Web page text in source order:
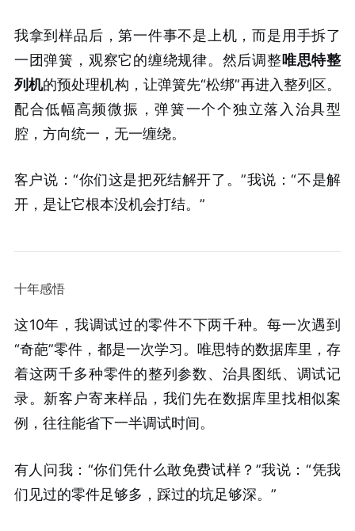
我拿到样品后，第一件事不是上机，而是用手拆了
一团弹簧，观察它的缠绕规律。然后调整唯思特整
列机的预处理机构，让弹簧先“松绑”再进入整列区。
配合低幅高频微振，弹簧一个个独立落入治具型
腔，方向统一，无一缠绕。
客户说：“你们这是把死结解开了。”我说：“不是解
开，是让它根本没机会打结。”
十年感悟
这10年，我调试过的零件不下两千种。每一次遇到
“奇葩”零件，都是一次学习。唯思特的数据库里，存
着这两千多种零件的整列参数、治具图纸、调试记
录。新客户寄来样品，我们先在数据库里找相似案
例，往往能省下一半调试时间。
有人问我：“你们凭什么敢免费试样？”我说：“凭我
们见过的零件足够多，踩过的坑足够深。”